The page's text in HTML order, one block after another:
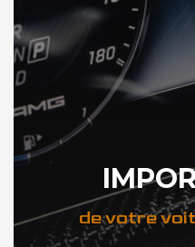
de votre